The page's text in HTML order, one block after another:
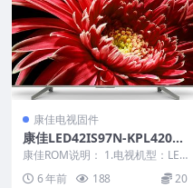
康佳电视固件
康佳LED42IS97N-KPL420B1
C3E3-V1.2.25-99007665原
厂系统刷机电视固件包下载
康佳ROM说明： 1.电视机型：LED
42IS97N 2.物料号：9900766...
6 年前 188 20